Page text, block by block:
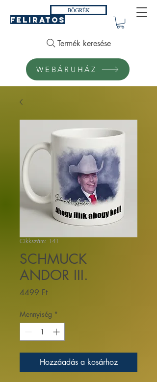
FELIRATOS
BÖGRÉK
Termék keresése
WEBÁRUHÁZ
Cikkszám: 141
SCHMUCK
ANDOR III.
4499 FtÁr
Mennyiség *
Hozzáadás a kosárhoz